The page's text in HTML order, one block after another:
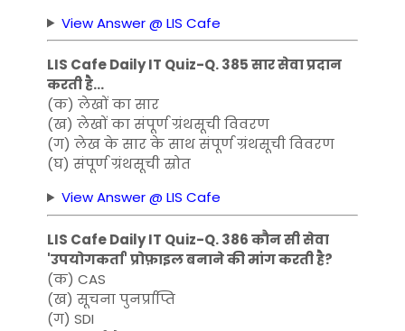
View Answer @ LIS Cafe
LIS Cafe Daily IT Quiz-Q. 385 सार सेवा प्रदान
करती है…
(क) लेखों का सार
(ख) लेखों का संपूर्ण ग्रंथसूची विवरण
(ग) लेख के सार के साथ संपूर्ण ग्रंथसूची विवरण
(घ) संपूर्ण ग्रंथसूची स्रोत
View Answer @ LIS Cafe
LIS Cafe Daily IT Quiz-Q. 386 कौन सी सेवा
'उपयोगकर्ता' प्रोफ़ाइल बनाने की मांग करती है?
(क) CAS
(ख) सूचना पुनर्प्राप्ति
(ग) SDI